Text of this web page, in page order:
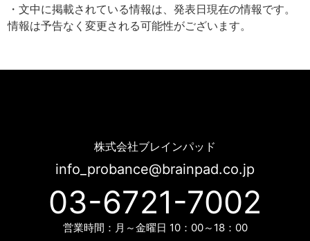
・文中に掲載されている情報は、発表日現在の情報です。
情報は予告なく変更される可能性がございます。
株式会社ブレインパッド
info_probance@brainpad.co.jp
03-6721-7002
営業時間：月～金曜日 10：00～18：00